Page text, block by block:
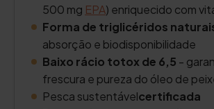
500 mg EPA) enriquecido com
Forma de triglicéridos
absorção e biodisponibilidade
Baixo rácio totox de 6,5 -
frescura e pureza do óleo de
Pesca sustentávelcertificada